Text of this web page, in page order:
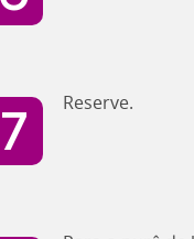
Reserve.